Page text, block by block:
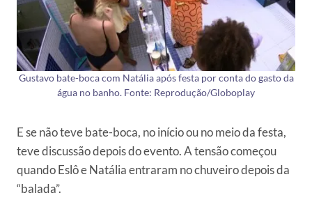
Gustavo bate-boca com Natália após festa por conta do gasto da
água no banho. Fonte: Reprodução/Globoplay
E se não teve bate-boca, no início ou no meio da festa,
teve discussão depois do evento. A tensão começou
quando Eslô e Natália entraram no chuveiro depois da
“balada”.